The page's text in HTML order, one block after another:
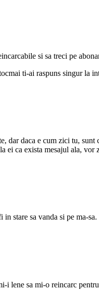
si sa treci pe
ti-ai raspuns singur la
dar daca e cum zici tu, sunt
ei ca exista mesajul ala, vor
stare sa vanda si pe ma-sa.
i lene sa mi-o reincarc